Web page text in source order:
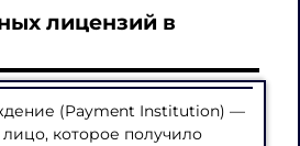
лицензий в
(Payment Institution) —
которое получило